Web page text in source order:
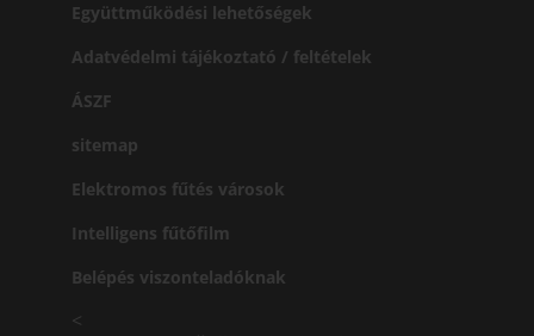
Együttműködési lehetőségek
Adatvédelmi tájékoztató / feltételek
ÁSZF
sitemap
Elektromos fűtés városok
Intelligens fűtőfilm
Belépés viszonteladóknak
<